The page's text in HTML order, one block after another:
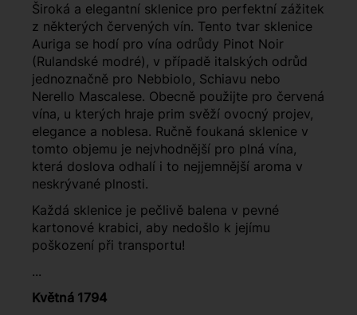
Široká a elegantní sklenice pro perfektní zážitek
z některých červených vín. Tento tvar sklenice
Auriga se hodí pro vína odrůdy Pinot Noir
(Rulandské modré), v případě italských odrůd
jednoznačně pro Nebbiolo, Schiavu nebo
Nerello Mascalese. Obecně použijte pro červená
vína, u kterých hraje prim svěží ovocný projev,
elegance a noblesa. Ručně foukaná sklenice v
tomto objemu je nejvhodnější pro plná vína,
která doslova odhalí i to nejjemnější aroma v
neskrývané plnosti.
Každá sklenice je pečlivě balena v pevné
kartonové krabici, aby nedošlo k jejímu
poškození při transportu!
...
Květná 1794